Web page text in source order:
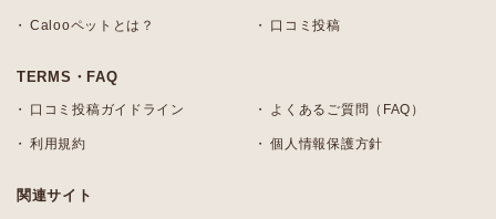
Calooペットとは？ 口コミ投稿
TERMS・FAQ
口コミ投稿ガイドライン よくあるご質問（FAQ）
利用規約 個人情報保護方針
関連サイト